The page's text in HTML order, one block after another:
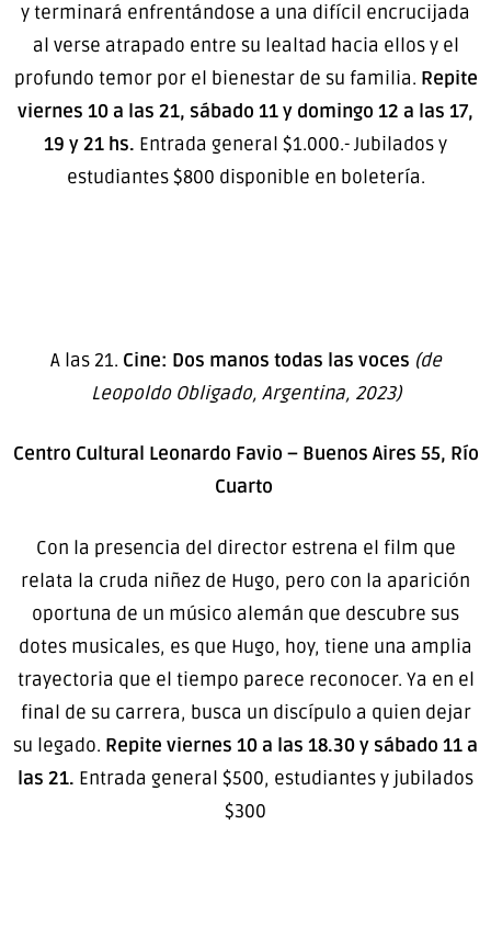
y terminará enfrentándose a una difícil encrucijada
al verse atrapado entre su lealtad hacia ellos y el
profundo temor por el bienestar de su familia. Repite
viernes 10 a las 21, sábado 11 y domingo 12 a las 17,
19 y 21 hs. Entrada general $1.000.- Jubilados y
estudiantes $800 disponible en boletería.
A las 21. Cine: Dos manos todas las voces (de
Leopoldo Obligado, Argentina, 2023)
Centro Cultural Leonardo Favio – Buenos Aires 55, Río
Cuarto
Con la presencia del director estrena el film que
relata la cruda niñez de Hugo, pero con la aparición
oportuna de un músico alemán que descubre sus
dotes musicales, es que Hugo, hoy, tiene una amplia
trayectoria que el tiempo parece reconocer. Ya en el
final de su carrera, busca un discípulo a quien dejar
su legado. Repite viernes 10 a las 18.30 y sábado 11 a
las 21. Entrada general $500, estudiantes y jubilados
$300